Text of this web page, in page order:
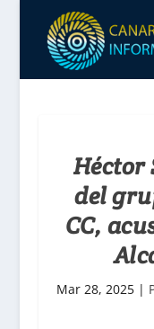
Héctor
del
CC,
Mar 28, 2025|